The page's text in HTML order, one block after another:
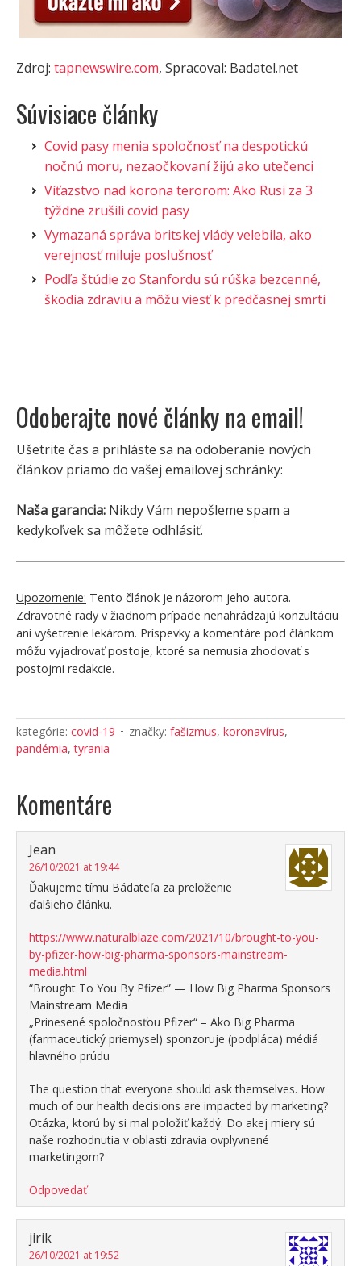
Zdroj: tapnewswire.com, Spracoval: Badatel.net
Súvisiace články
Covid pasy menia spoločnosť na despotickú
nočnú moru, nezaočkovaní žijú ako utečenci
Víťazstvo nad korona terorom: Ako Rusi za 3
týždne zrušili covid pasy
Vymazaná správa britskej vlády velebila, ako
verejnosť miluje poslušnosť
Podľa štúdie zo Stanfordu sú rúška bezcenné,
škodia zdraviu a môžu viesť k predčasnej smrti
Odoberajte nové články na email!
Ušetrite čas a prihláste sa na odoberanie nových
článkov priamo do vašej emailovej schránky:
Naša garancia: Nikdy Vám nepošleme spam a
kedykoľvek sa môžete odhlásiť.
Upozornenie: Tento článok je názorom jeho autora.
Zdravotné rady v žiadnom prípade nenahrádzajú konzultáciu
ani vyšetrenie lekárom. Príspevky a komentáre pod článkom
môžu vyjadrovať postoje, ktoré sa nemusia zhodovať s
postojmi redakcie.
kategórie: covid-19 značky: fašizmus, koronavírus,
pandémia,tyrania
Komentáre
Jean
26/10/2021 at 19:44
Ďakujeme tímu Bádateľa za preloženie
ďalšieho článku.
https://www.naturalblaze.com/2021/10/brought-to-you-
by-pfizer-how-big-pharma-sponsors-mainstream-
media.html
“Brought To You By Pfizer” — How Big Pharma Sponsors
Mainstream Media
„Prinesené spoločnosťou Pfizer“ – Ako Big Pharma
(farmaceutický priemysel) sponzoruje (podpláca) médiá
hlavného prúdu
The question that everyone should ask themselves. How
much of our health decisions are impacted by marketing?
Otázka, ktorú by si mal položiť každý. Do akej miery sú
naše rozhodnutia v oblasti zdravia ovplyvnené
marketingom?
Odpovedať
jirik
26/10/2021 at 19:52